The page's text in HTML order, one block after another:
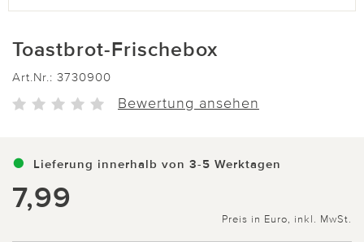
Toastbrot-Frischebox
Art.Nr.: 3730900
Bewertung ansehen
Lieferung innerhalb von 3-5 Werktagen
7,99
Preis in Euro, inkl. MwSt.